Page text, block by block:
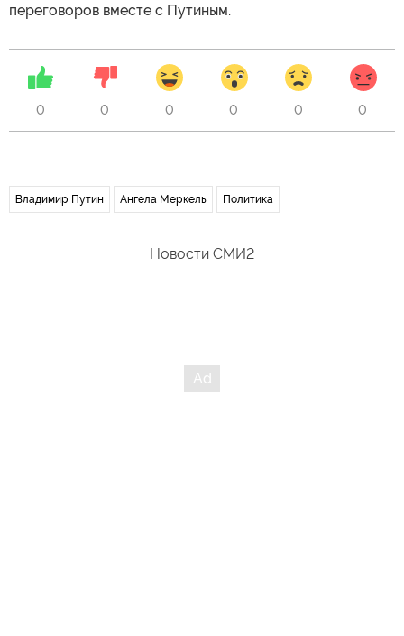
переговоров вместе с Путиным.
0 0 0 0 0 0
Владимир Путин Ангела Меркель Политика
Новости СМИ2